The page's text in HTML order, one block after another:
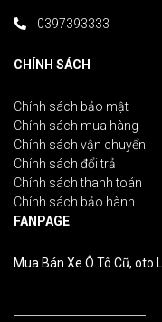
0397393333
CHÍNH SÁCH
Chính sách bảo mật
Chính sách mua hàng
Chính sách vận chuyển
Chính sách đổi trả
Chính sách thanh toán
Chính sách bảo hành
FANPAGE
Mua Bán Xe Ô Tô Cũ, oto